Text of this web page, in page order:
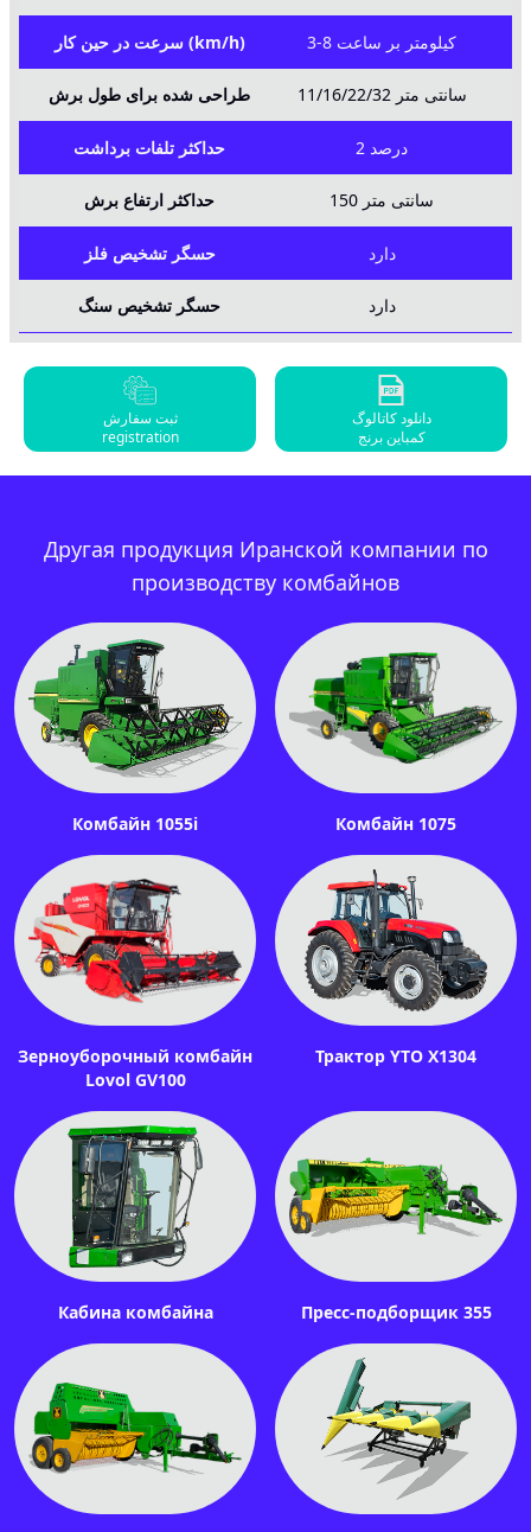
سرعت در حین کار (km/h) 3-8 کیلومتر بر ساعت
طراحی شده برای طول برش 11/16/22/32 سانتی متر
حداکثر تلفات برداشت 2 درصد
حداکثر ارتفاع برش 150 سانتی متر
حسگر تشخیص فلز دارد
حسگر تشخیص سنگ دارد
ثبت سفارش
registration
دانلود کاتالوگ
کمباین برنج
Другая продукция Иранской компании по
производству комбайнов
Комбайн 1055i Комбайн 1075
Зерноуборочный комбайн
Lovol GV100
Трактор YTO X1304
Кабина комбайна Пресс-подборщик 355